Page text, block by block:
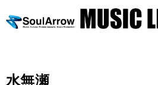
水無瀬